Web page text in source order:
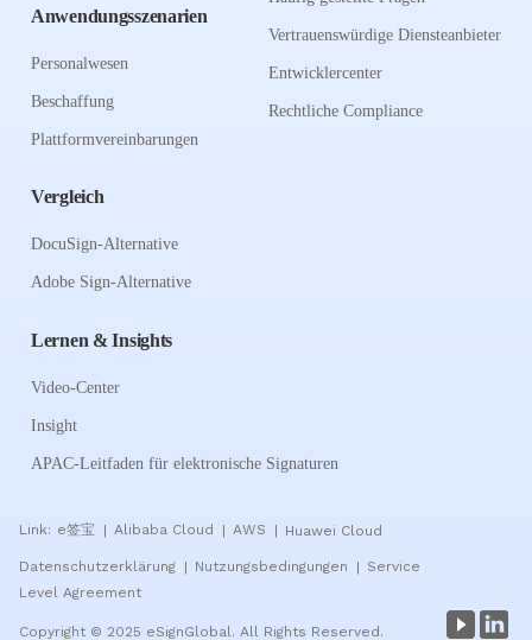
Anwendungsszenarien
Personalwesen
Beschaffung
Plattformvereinbarungen
Vergleich
DocuSign-Alternative
Adobe Sign-Alternative
Vertrauenswürdige Diensteanbieter
Entwicklercenter
Rechtliche Compliance
Lernen & Insights
Video-Center
Insight
APAC-Leitfaden für elektronische Signaturen
Link: e签宝 Alibaba Cloud AWS Huawei Cloud
Datenschutzerklärung | Nutzungsbedingungen | Service
Level Agreement
Copyright © 2025 eSignGlobal. All Rights Reserved.